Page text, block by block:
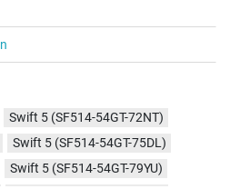
Swift 5 (SF514-54GT-72NT)
Swift 5 (SF514-54GT-75DL)
Swift 5 (SF514-54GT-79YU)